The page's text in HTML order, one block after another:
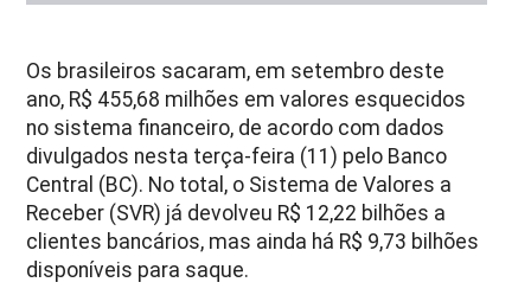
Os brasileiros sacaram, em setembro deste
ano, R$ 455,68 milhões em valores esquecidos
no sistema financeiro, de acordo com dados
divulgados nesta terça-feira (11) pelo Banco
Central (BC). No total, o Sistema de Valores a
Receber (SVR) já devolveu R$ 12,22 bilhões a
clientes bancários, mas ainda há R$ 9,73 bilhões
disponíveis para saque.